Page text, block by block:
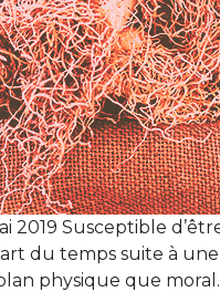
2019 Susceptible
du temps suite à
physique que